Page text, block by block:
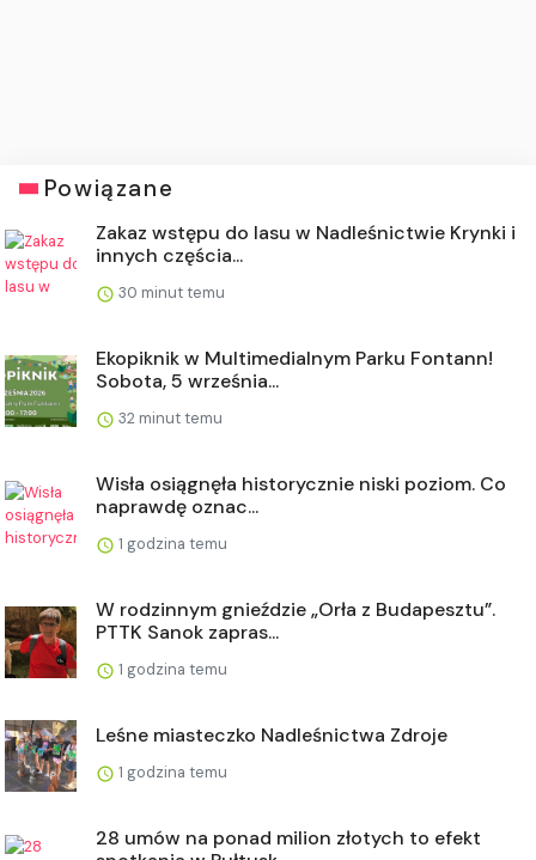
Powiązane
Zakaz wstępu do lasu w Nadleśnictwie Krynki i
innych częścia...
30 minut temu
Ekopiknik w Multimedialnym Parku Fontann!
Sobota, 5 września...
32 minut temu
Wisła osiągnęła historycznie niski poziom. Co
naprawdę oznac...
1 godzina temu
W rodzinnym gnieździe „Orła z Budapesztu”.
PTTK Sanok zapras...
1 godzina temu
Leśne miasteczko Nadleśnictwa Zdroje
1 godzina temu
28 umów na ponad milion złotych to efekt